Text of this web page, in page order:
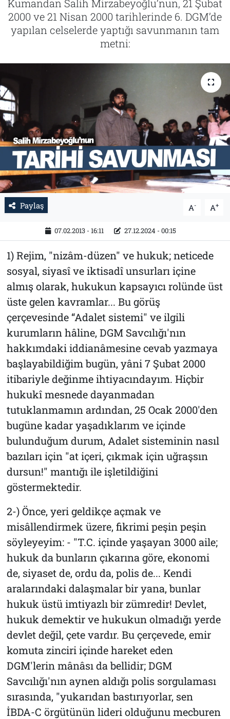
Kumandan Salih Mirzabeyoğlu’nun, 21 Şubat
2000 ve 21 Nisan 2000 tarihlerinde 6. DGM’de
yapılan celselerde yaptığı savunmanın tam
metni:
Paylaş A- A+
07.02.2013 - 16:11 27.12.2024 - 00:15
1) Rejim, "nizâm-düzen" ve hukuk; neticede
sosyal, siyasî ve iktisadî unsurları içine
almış olarak, hukukun kapsayıcı rolünde üst
üste gelen kavramlar... Bu görüş
çerçevesinde “Adalet sistemi" ve ilgili
kurumların hâline, DGM Savcılığı'nın
hakkımdaki iddianâmesine cevab yazmaya
başlayabildiğim bugün, yâni 7 Şubat 2000
itibariyle değinme ihtiyacındayım. Hiçbir
hukukî mesnede dayanmadan
tutuklanmamın ardından, 25 Ocak 2000'den
bugüne kadar yaşadıklarım ve içinde
bulunduğum durum, Adalet sisteminin nasıl
bazıları için "at içeri, çıkmak için uğraşsın
dursun!" mantığı ile işletildiğini
göstermektedir.
2-) Önce, yeri geldikçe açmak ve
misâllendirmek üzere, fikrimi peşin peşin
söyleyeyim: - "T.C. içinde yaşayan 3000 aile;
hukuk da bunların çıkarına göre, ekonomi
de, siyaset de, ordu da, polis de... Kendi
aralarındaki dalaşmalar bir yana, bunlar
hukuk üstü imtiyazlı bir zümredir! Devlet,
hukuk demektir ve hukukun olmadığı yerde
devlet değil, çete vardır. Bu çerçevede, emir
komuta zinciri içinde hareket eden
DGM'lerin mânâsı da bellidir; DGM
Savcılığı'nın aynen aldığı polis sorgulaması
sırasında, "yukarıdan bastırıyorlar, sen
İBDA-C örgütünün lideri olduğunu mecburen
Tarih
İletişim